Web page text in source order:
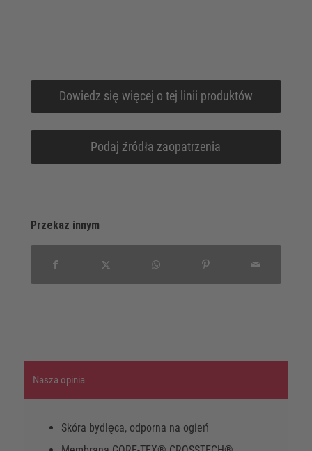
Dowiedz się więcej o tej linii produktów
Podaj źródła zaopatrzenia
Przekaz innym
Nasza opinia
Skóra bydlęca, odporna na ogień